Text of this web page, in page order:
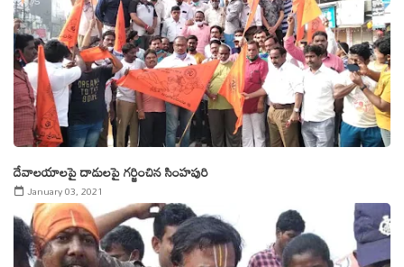
దేవాలయాలపై దాడులపై గర్జించిన సింహపురి
January 03, 2021